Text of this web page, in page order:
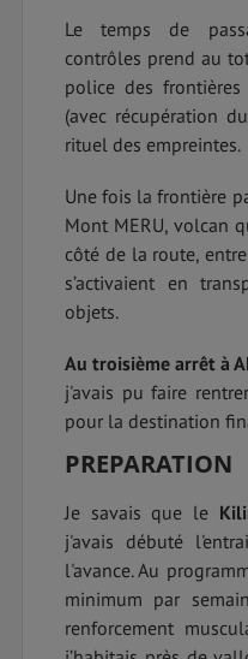
Le temps de
contrôles prend au
police des
(avec récupération
rituel des empreintes.
Une fois la frontière
Mont MERU, volcan
côté de la route,
s’activaient en
objets.
Au troisième arrêt à
j'avais pu faire
pour la destination
PREPARATION
Je savais que le
j'avais débuté
l'avance. Au
minimum par
renforcement